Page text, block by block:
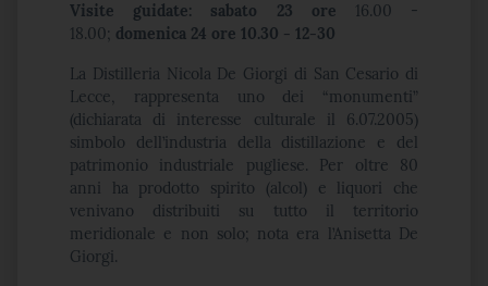
Visite guidate: sabato 23 ore
16.00 -
18.00; domenica 24 ore 10.30 - 12-30
La Distilleria Nicola De Giorgi di San Cesario di
Lecce, rappresenta uno dei “monumenti”
(dichiarata di interesse culturale il 6.07.2005)
simbolo dell’industria della distillazione e del
patrimonio industriale pugliese. Per oltre 80
anni ha prodotto spirito (alcol) e liquori che
venivano distribuiti su tutto il territorio
meridionale e non solo; nota era l’Anisetta De
Giorgi.